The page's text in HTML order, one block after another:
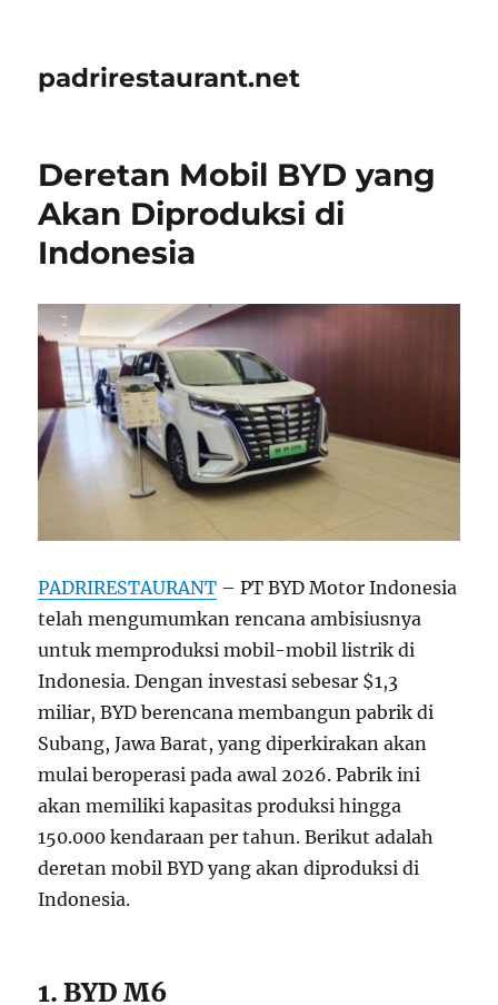
padrirestaurant.net
Deretan Mobil BYD yang
Akan Diproduksi di
Indonesia
PADRIRESTAURANT – PT BYD Motor Indonesia
telah mengumumkan rencana ambisiusnya
untuk memproduksi mobil-mobil listrik di
Indonesia. Dengan investasi sebesar $1,3
miliar, BYD berencana membangun pabrik di
Subang, Jawa Barat, yang diperkirakan akan
mulai beroperasi pada awal 2026. Pabrik ini
akan memiliki kapasitas produksi hingga
150.000 kendaraan per tahun. Berikut adalah
deretan mobil BYD yang akan diproduksi di
Indonesia.
1. BYD M6